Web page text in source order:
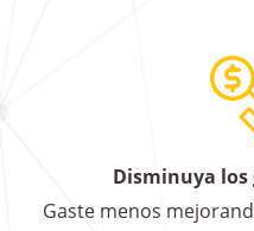
Disminuya los
Gaste menos